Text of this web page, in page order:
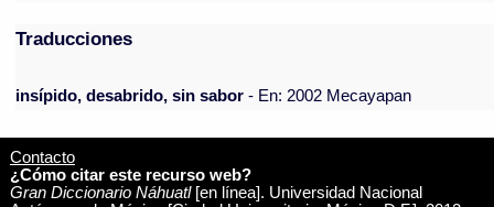
Traducciones
insípido, desabrido, sin sabor - En: 2002 Mecayapan
Contacto
¿Cómo citar este recurso web?
Gran Diccionario Náhuatl[en línea]. Universidad Nacional